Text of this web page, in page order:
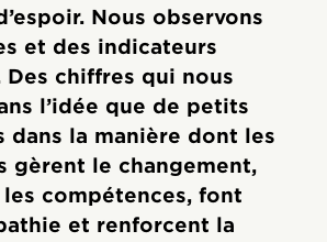
Nous observons
et des indicateurs
chiffres qui nous
l’idée que de petits
dans la manière dont les
gèrent le changement,
compétences, font
et renforcent la